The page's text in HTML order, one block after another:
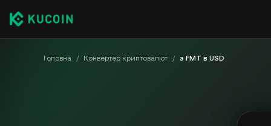
Головна / Конвертер криптовалют / з FMT в USD